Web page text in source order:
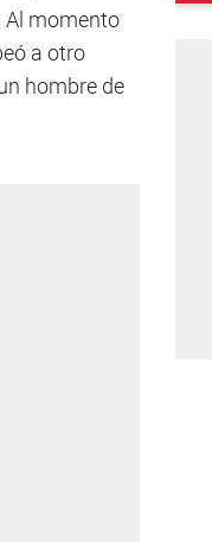
Al momento
a otro
hombre de